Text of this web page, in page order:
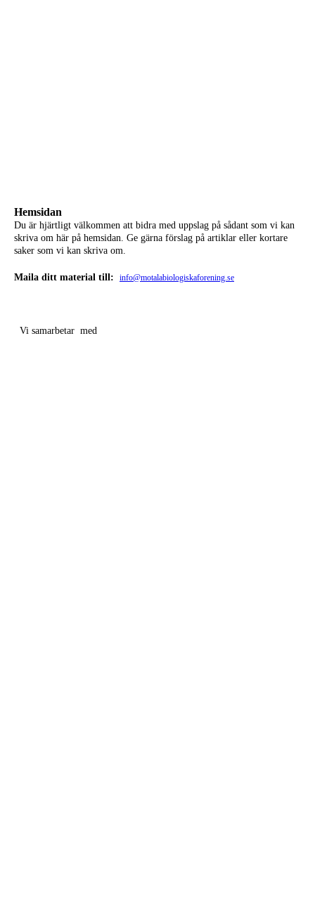
Hemsidan
Du är hjärtligt välkommen att bidra med uppslag på sådant som vi kan
skriva om här på hemsidan. Ge gärna förslag på artiklar eller kortare
saker som vi kan skriva om.
Maila ditt material till: info@motalabiologiskaforening.se
Vi samarbetar med